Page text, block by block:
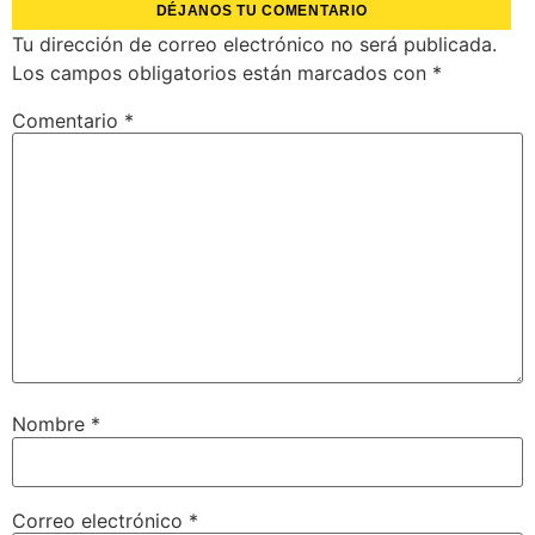
DÉJANOS TU COMENTARIO
Tu dirección de correo electrónico no será publicada.
Los campos obligatorios están marcados con *
Comentario *
Nombre *
Correo electrónico *